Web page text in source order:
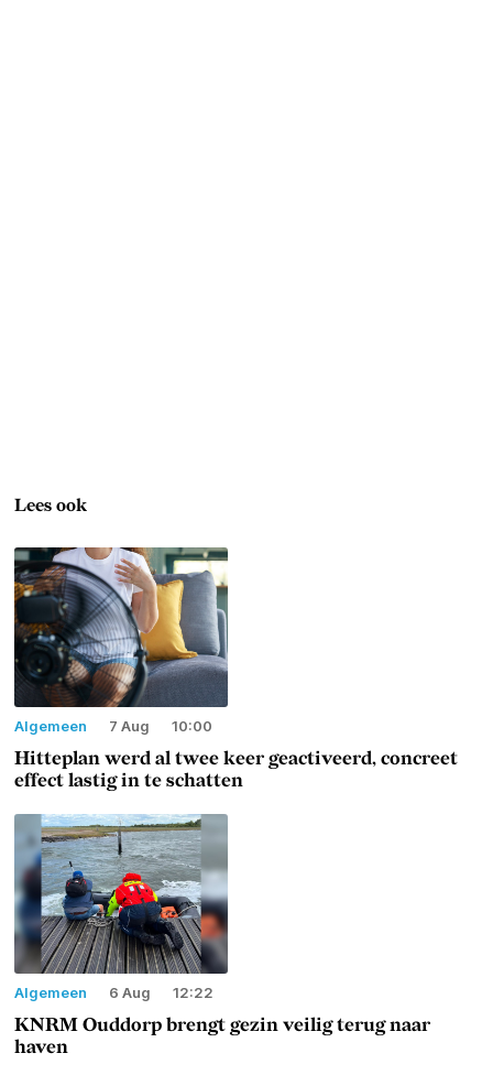
Lees ook
Algemeen 7 Aug 10:00
Hitteplan werd al twee keer geactiveerd, concreet
effect lastig in te schatten
Algemeen 6 Aug 12:22
KNRM Ouddorp brengt gezin veilig terug naar
haven